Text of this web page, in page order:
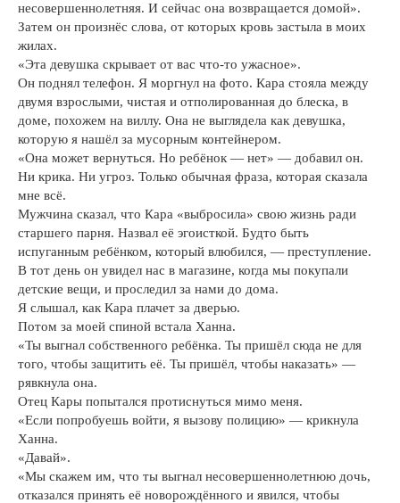
несовершеннолетняя. И сейчас она возвращается домой».
Затем он произнёс слова, от которых кровь застыла в моих
жилах.
«Эта девушка скрывает от вас что-то ужасное».
Он поднял телефон. Я моргнул на фото. Кара стояла между
двумя взрослыми, чистая и отполированная до блеска, в
доме, похожем на виллу. Она не выглядела как девушка,
которую я нашёл за мусорным контейнером.
«Она может вернуться. Но ребёнок — нет» — добавил он.
Ни крика. Ни угроз. Только обычная фраза, которая сказала
мне всё.
Мужчина сказал, что Кара «выбросила» свою жизнь ради
старшего парня. Назвал её эгоисткой. Будто быть
испуганным ребёнком, который влюбился, — преступление.
В тот день он увидел нас в магазине, когда мы покупали
детские вещи, и проследил за нами до дома.
Я слышал, как Кара плачет за дверью.
Потом за моей спиной встала Ханна.
«Ты выгнал собственного ребёнка. Ты пришёл сюда не для
того, чтобы защитить её. Ты пришёл, чтобы наказать» —
рявкнула она.
Отец Кары попытался протиснуться мимо меня.
«Если попробуешь войти, я вызову полицию» — крикнула
Ханна.
«Давай».
«Мы скажем им, что ты выгнал несовершеннолетнюю дочь,
отказался принять её новорождённого и явился, чтобы